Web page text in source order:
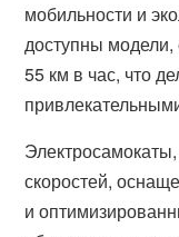
мобильности и
доступны модели,
55 км в час, что
скоростей,
и